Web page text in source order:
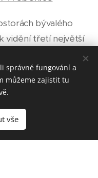
bývalého
k vidění třetí největší
správné fungování a
můžeme zajistit tu
vše